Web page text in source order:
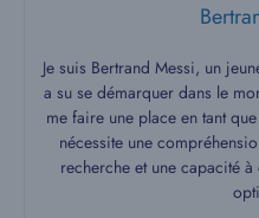
Je suis Bertrand Messi, un
a su se démarquer dans le
me faire une place en tant
nécessite une
recherche et une capacité